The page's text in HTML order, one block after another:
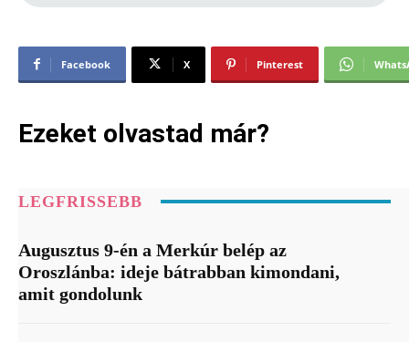
Facebook X Pinterest
Ezeket olvastad már?
LEGFRISSEBB
Augusztus 9-én a Merkúr belép az
Oroszlánba: ideje bátrabban kimondani,
amit gondolunk